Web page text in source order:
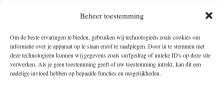
Beheer toestemming
Om de beste ervaringen te bieden, gebruiken wij technologieën zoals cookies om
informatie over je apparaat op te slaan en/of te raadplegen. Door in te stemmen met
deze technologieën kunnen wij gegevens zoals surfgedrag of unieke ID's op deze site
verwerken. Als je geen toestemming geeft of uw toestemming intrekt, kan dit een
nadelige invloed hebben op bepaalde functies en mogelijkheden.